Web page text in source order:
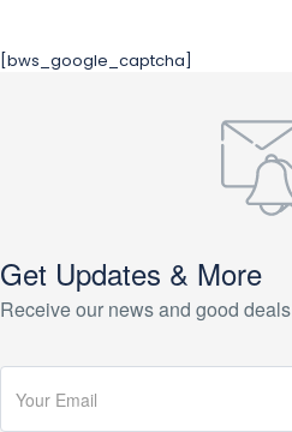
[bws_google_captcha]
Get Updates & More
Receive our news and good deals